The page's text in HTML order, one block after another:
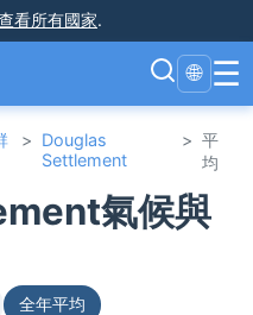
看所有國家.
🌐 ☰
> Douglas
Settlement
> 平
均
氣候與
全年平均